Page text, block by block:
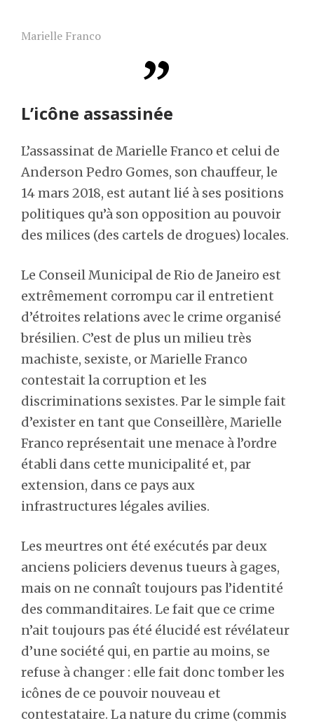
Marielle Franco
L’icône assassinée
L’assassinat de Marielle Franco et celui de
Anderson Pedro Gomes, son chauffeur, le
14 mars 2018, est autant lié à ses positions
politiques qu’à son opposition au pouvoir
des milices (des cartels de drogues) locales.
Le Conseil Municipal de Rio de Janeiro est
extrêmement corrompu car il entretient
d’étroites relations avec le crime organisé
brésilien. C’est de plus un milieu très
machiste, sexiste, or Marielle Franco
contestait la corruption et les
discriminations sexistes. Par le simple fait
d’exister en tant que Conseillère, Marielle
Franco représentait une menace à l’ordre
établi dans cette municipalité et, par
extension, dans ce pays aux
infrastructures légales avilies.
Les meurtres ont été exécutés par deux
anciens policiers devenus tueurs à gages,
mais on ne connaît toujours pas l’identité
des commanditaires. Le fait que ce crime
n’ait toujours pas été élucidé est révélateur
d’une société qui, en partie au moins, se
refuse à changer : elle fait donc tomber les
icônes de ce pouvoir nouveau et
contestataire. La nature du crime (commis